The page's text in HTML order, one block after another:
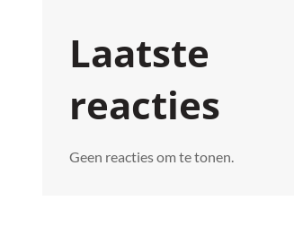
Laatste
reacties
Geen reacties om te tonen.